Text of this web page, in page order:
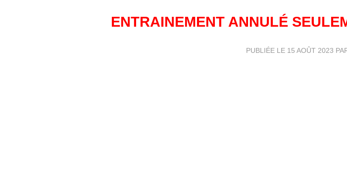
ENTRAINEMENT ANNULÉ
PUBLIÉE LE 15 AOÛT 2023